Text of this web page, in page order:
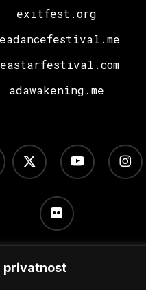
privatnost
exitfest.org
adawakening.me
x-
twitter
youtube instagram
flickr